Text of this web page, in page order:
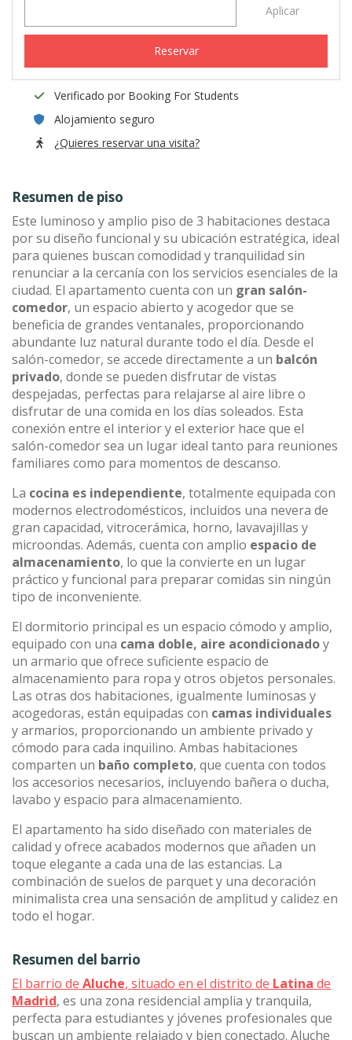
Aplicar
Reservar
Verificado por Booking For Students
Alojamiento seguro
¿Quieres reservar una visita?
Resumen de piso
Este luminoso y amplio piso de 3 habitaciones destaca
por su diseño funcional y su ubicación estratégica, ideal
para quienes buscan comodidad y tranquilidad sin
renunciar a la cercanía con los servicios esenciales de la
ciudad. El apartamento cuenta con un gran salón-
comedor, un espacio abierto y acogedor que se
beneficia de grandes ventanales, proporcionando
abundante luz natural durante todo el día. Desde el
salón-comedor, se accede directamente a un balcón
privado, donde se pueden disfrutar de vistas
despejadas, perfectas para relajarse al aire libre o
disfrutar de una comida en los días soleados. Esta
conexión entre el interior y el exterior hace que el
salón-comedor sea un lugar ideal tanto para reuniones
familiares como para momentos de descanso.
La cocina es independiente, totalmente equipada con
modernos electrodomésticos, incluidos una nevera de
gran capacidad, vitrocerámica, horno, lavavajillas y
microondas. Además, cuenta con amplio espacio de
almacenamiento, lo que la convierte en un lugar
práctico y funcional para preparar comidas sin ningún
tipo de inconveniente.
El dormitorio principal es un espacio cómodo y amplio,
equipado con una cama doble, aire acondicionadoy
un armario que ofrece suficiente espacio de
almacenamiento para ropa y otros objetos personales.
Las otras dos habitaciones, igualmente luminosas y
acogedoras, están equipadas con camas individuales
y armarios, proporcionando un ambiente privado y
cómodo para cada inquilino. Ambas habitaciones
comparten un baño completo, que cuenta con todos
los accesorios necesarios, incluyendo bañera o ducha,
lavabo y espacio para almacenamiento.
El apartamento ha sido diseñado con materiales de
calidad y ofrece acabados modernos que añaden un
toque elegante a cada una de las estancias. La
combinación de suelos de parquet y una decoración
minimalista crea una sensación de amplitud y calidez en
todo el hogar.
Resumen del barrio
El barrio de Aluche, situado en el distrito de Latina de
Madrid, es una zona residencial amplia y tranquila,
perfecta para estudiantes y jóvenes profesionales que
buscan un ambiente relajado y bien conectado. Aluche